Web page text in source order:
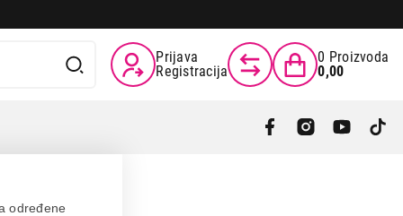
određene
Prijava
Registracija
0 Proizvoda
0,00